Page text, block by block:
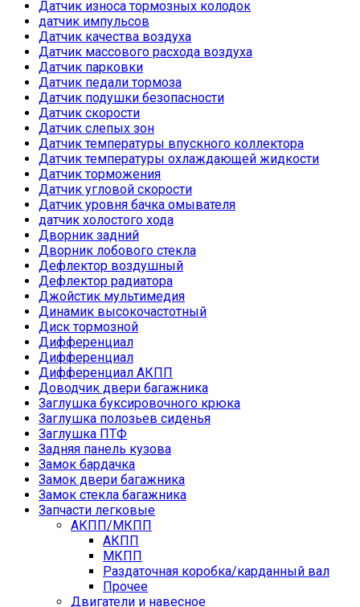
Датчик износа тормозных колодок
датчик импульсов
Датчик качества воздуха
Датчик массового расхода воздуха
Датчик парковки
Датчик педали тормоза
Датчик подушки безопасности
Датчик скорости
Датчик слепых зон
Датчик температуры впускного коллектора
Датчик температуры охлаждающей жидкости
Датчик торможения
Датчик угловой скорости
Датчик уровня бачка омывателя
датчик холостого хода
Дворник задний
Дворник лобового стекла
Дефлектор воздушный
Дефлектор радиатора
Джойстик мультимедия
Динамик высокочастотный
Диск тормозной
Дифференциал
Дифференциал
Дифференциал АКПП
Доводчик двери багажника
Заглушка буксировочного крюка
Заглушка полозьев сиденья
Заглушка ПТФ
Задняя панель кузова
Замок бардачка
Замок двери багажника
Замок стекла багажника
Запчасти легковые
АКПП/МКПП
АКПП
МКПП
Раздаточная коробка/карданный вал
Прочее
Двигатели и навесное